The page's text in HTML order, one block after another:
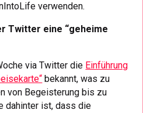
verwenden.
Twitter eine “geheime
via Twitter die Einführung
bekannt, was zu
von Begeisterung bis zu
dahinter ist, dass die